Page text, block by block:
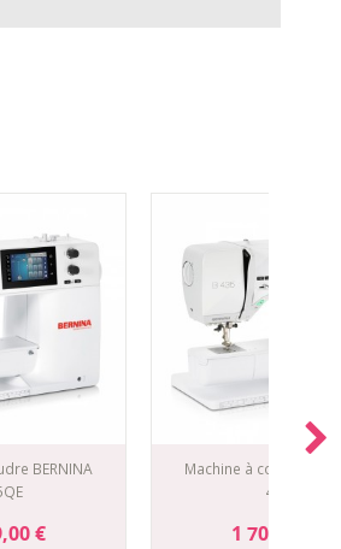
BERNINA
€
Machine à coudre
435
1 709,00 €